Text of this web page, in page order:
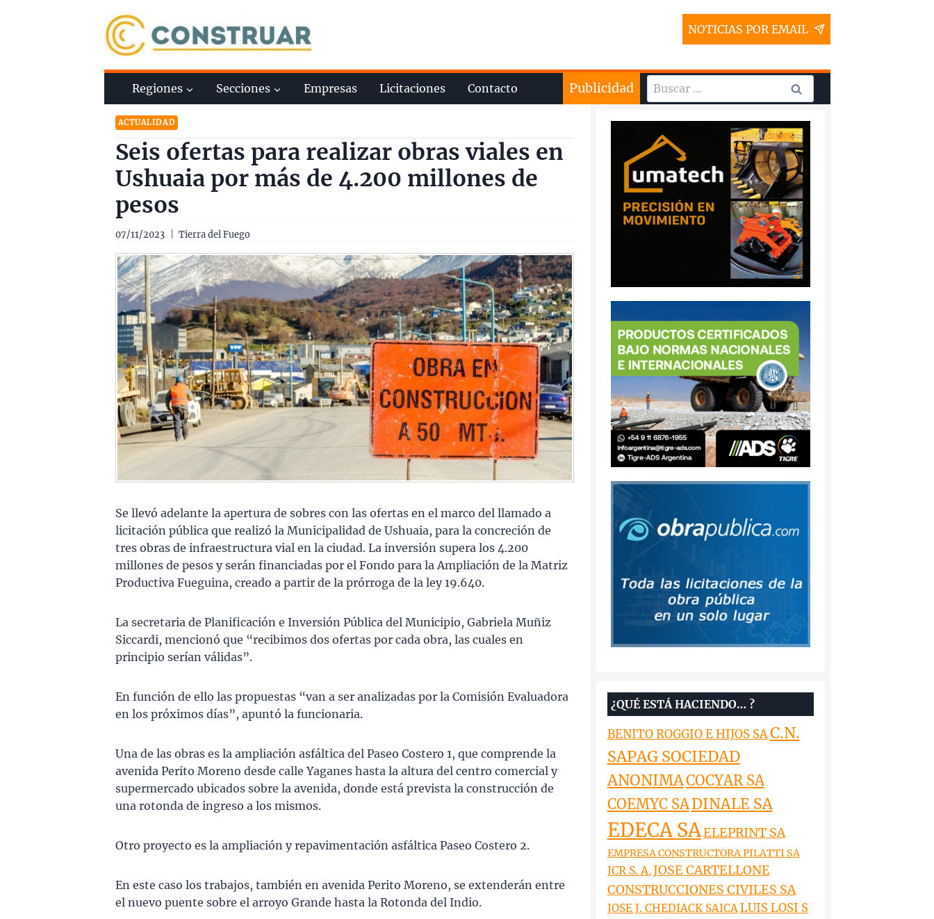
NOTICIAS POR EMAIL
Regiones Secciones Empresas Licitaciones Contacto Publicidad Buscar:
ACTUALIDAD
Seis ofertas para realizar obras viales en
Ushuaia por más de 4.200 millones de
pesos
07/11/2023 Tierra del Fuego
Se llevó adelante la apertura de sobres con las ofertas en el marco del llamado a
licitación pública que realizó la Municipalidad de Ushuaia, para la concreción de
tres obras de infraestructura vial en la ciudad. La inversión supera los 4.200
millones de pesos y serán financiadas por el Fondo para la Ampliación de la Matriz
Productiva Fueguina, creado a partir de la prórroga de la ley 19.640.
La secretaria de Planificación e Inversión Pública del Municipio, Gabriela Muñiz
Siccardi, mencionó que “recibimos dos ofertas por cada obra, las cuales en
principio serían válidas”.
En función de ello las propuestas “van a ser analizadas por la Comisión Evaluadora
en los próximos días”, apuntó la funcionaria.
Una de las obras es la ampliación asfáltica del Paseo Costero 1, que comprende la
avenida Perito Moreno desde calle Yaganes hasta la altura del centro comercial y
supermercado ubicados sobre la avenida, donde está prevista la construcción de
una rotonda de ingreso a los mismos.
Otro proyecto es la ampliación y repavimentación asfáltica Paseo Costero 2.
En este caso los trabajos, también en avenida Perito Moreno, se extenderán entre
el nuevo puente sobre el arroyo Grande hasta la Rotonda del Indio.
¿QUÉ ESTÁ HACIENDO… ?
BENITO ROGGIO E HIJOS SAC.N.
SAPAG SOCIEDAD
ANONIMACOCYAR SA
COEMYC SADINALE SA
EDECA SAELEPRINT SA
EMPRESA CONSTRUCTORA PILATTI SA
JCR S. A.JOSE CARTELLONE
CONSTRUCCIONES CIVILES SA
JOSE J. CHEDIACK SAICALUIS LOSI S